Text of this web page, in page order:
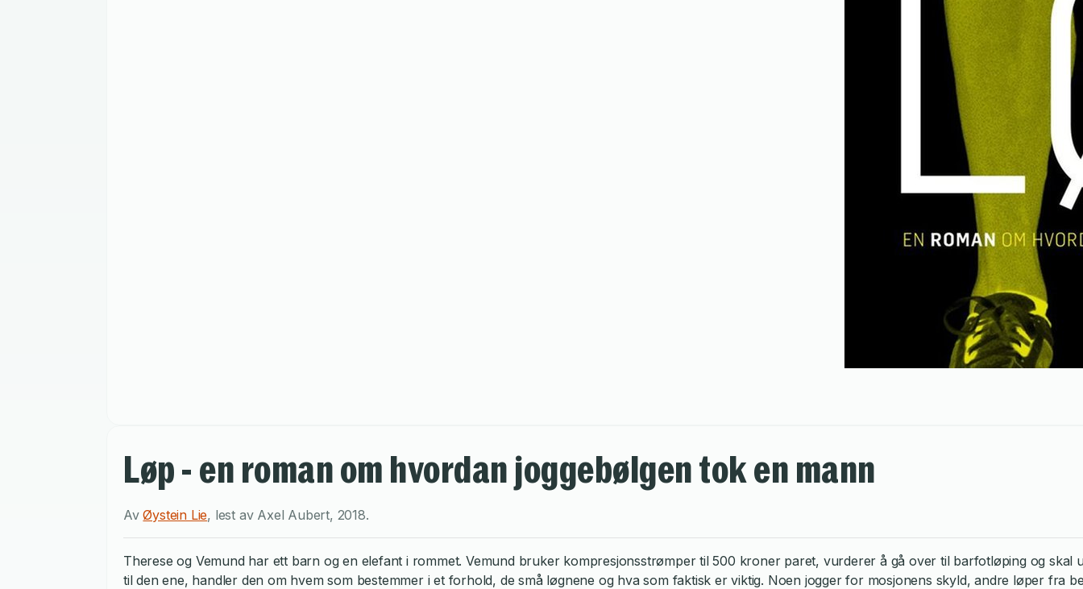
Løp - en roman om hvordan joggebølgen tok en mann
AvØystein Lie, lest av Axel Aubert, 2018.
Therese og Vemund har ett barn og en elefant i rommet. Vemund bruker kompresjonsstrømper til 500 kroner paret, vurderer å gå over til barfotløping og
til den ene, handler den om hvem som bestemmer i et forhold, de små løgnene og hva som faktisk er viktig. Noen jogger for mosjonens skyld, andre løper fra